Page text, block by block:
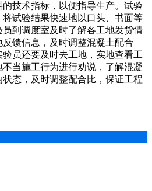
技术指标，以便指导生产。试验
将试验结果快速地以口头、书面等
到调度室及时了解各工地发货情
馈信息，及时调整混凝土配合
验员还要及时去工地，实地查看工
当施工行为进行劝说，了解混凝
态，及时调整配合比，保证工程